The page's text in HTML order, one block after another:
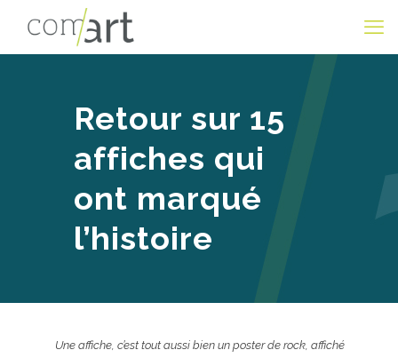
Retour sur 15
affiches qui
ont marqué
l’histoire
Une affiche, c’est tout aussi bien un poster de rock, affiché